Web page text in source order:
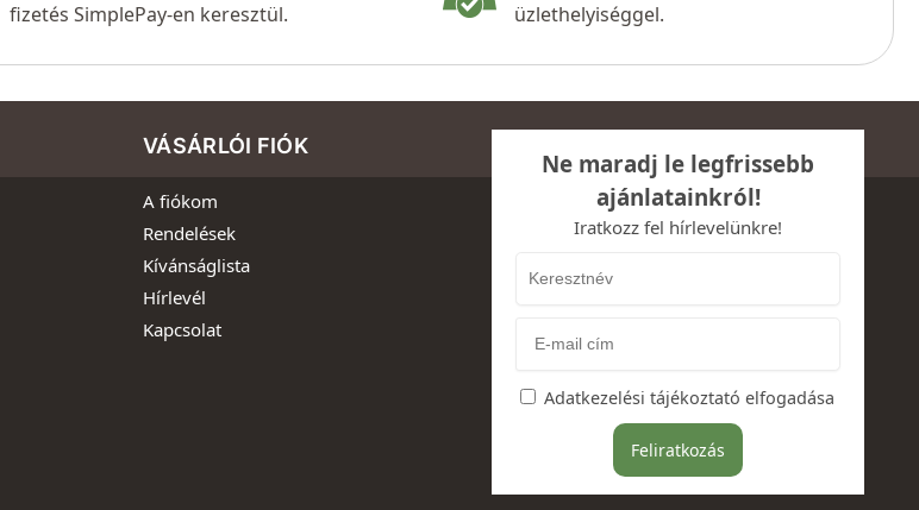
fizetés SimplePay-en keresztül.
üzlethelyiséggel.
VÁSÁRLÓI FIÓK
A fiókom
Rendelések
Kívánságlista
Hírlevél
Kapcsolat
Ne maradj le legfrissebb
ajánlatainkról!
Iratkozz fel hírlevelünkre!
Adatkezelési tájékoztató elfogadása